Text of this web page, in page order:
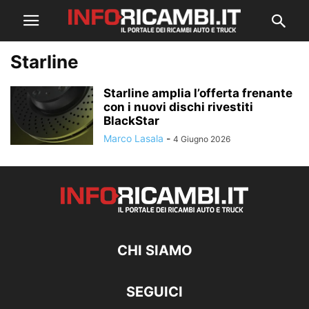
Starline
Starline amplia l’offerta frenante
con i nuovi dischi rivestiti
BlackStar
Marco Lasala - 4 Giugno 2026
CHI SIAMO
SEGUICI